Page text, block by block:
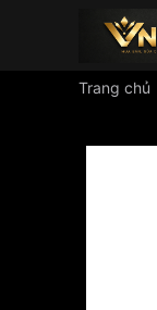
Trang chủ